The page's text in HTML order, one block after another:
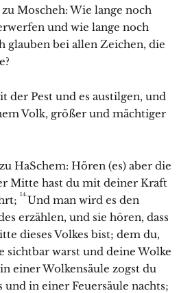
Moscheh: Wie lange noch
und wie lange noch
glauben bei allen Zeichen, die
der Pest und es austilgen, und
Volk, größer und mächtiger
HaSchem: Hören (es) aber die
Mitte hast du mit deiner Kraft
14.Und man wird es den
erzählen, und sie hören, dass
dieses Volkes bist; dem du,
sichtbar warst und deine Wolke
einer Wolkensäule zogst du
und in einer Feuersäule nachts;